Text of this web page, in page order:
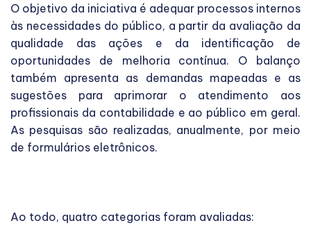
O objetivo da iniciativa é adequar processos internos
às necessidades do público, a partir da avaliação da
qualidade das ações e da identificação de
oportunidades de melhoria contínua. O balanço
também apresenta as demandas mapeadas e as
sugestões para aprimorar o atendimento aos
profissionais da contabilidade e ao público em geral.
As pesquisas são realizadas, anualmente, por meio
de formulários eletrônicos.
Ao todo, quatro categorias foram avaliadas: